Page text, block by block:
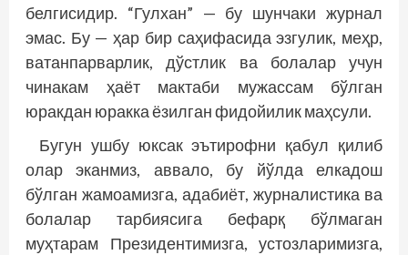
белгисидир. “Гулхан” — бу шунчаки журнал
эмас. Бу — ҳар бир саҳифасида эзгулик, меҳр,
ватанпарварлик, дўстлик ва болалар учун
чинакам ҳаёт мактаби мужассам бўлган
юракдан юракка ёзилган фидойилик маҳсули.
Бугун ушбу юксак эътирофни қабул қилиб
олар эканмиз, аввало, бу йўлда елкадош
бўлган жамоамизга, адабиёт, журналистика ва
болалар тарбиясига бефарқ бўлмаган
муҳтарам Президентимизга, устозларимизга,